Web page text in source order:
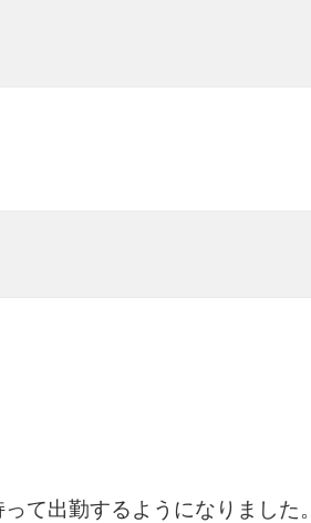
て出勤するようになりました。